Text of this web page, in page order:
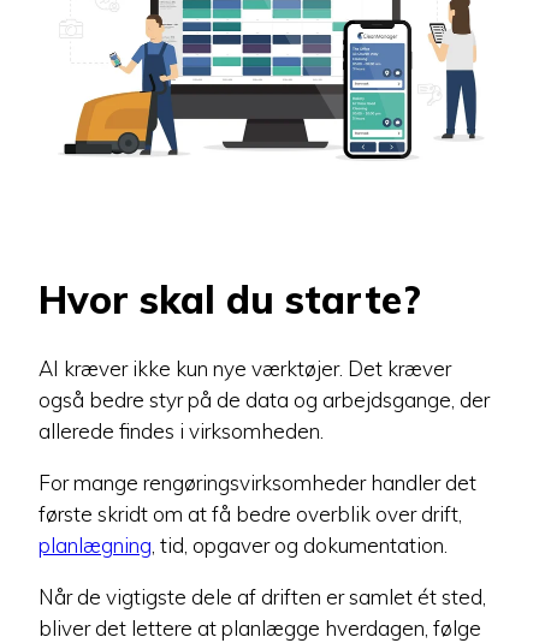
Hvor skal du starte?
AI kræver ikke kun nye værktøjer. Det kræver
også bedre styr på de data og arbejdsgange, der
allerede findes i virksomheden.
For mange rengøringsvirksomheder handler det
første skridt om at få bedre overblik over drift,
planlægning , tid, opgaver og dokumentation.
Når de vigtigste dele af driften er samlet ét sted,
bliver det lettere at planlægge hverdagen, følge